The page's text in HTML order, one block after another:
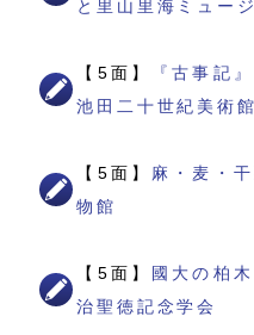
と里山里海ミュー
【5面】
『古事記
池田二十世紀美術館
【5面】 麻・麦・
物館
【5面】
國大の柏
治聖徳記念学会